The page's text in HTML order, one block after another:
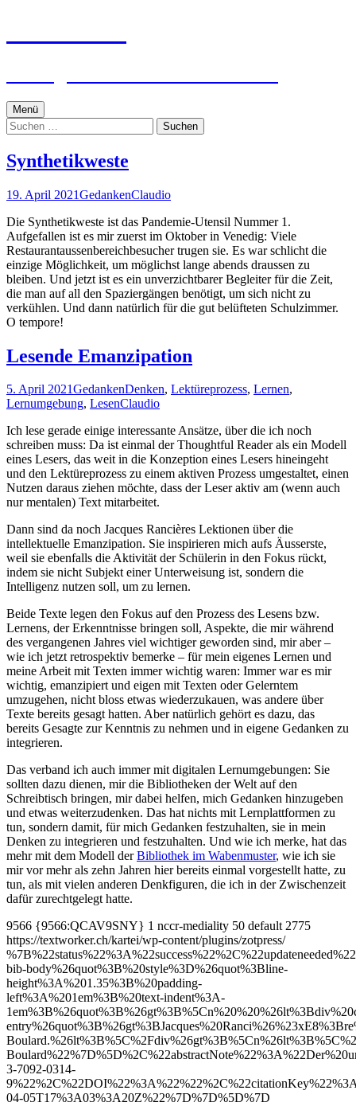
Menü
Suchen
nach:
Synthetikweste
19. April 2021GedankenClaudio
Die Synthetikweste ist das Pandemie-Utensil Nummer 1.
Aufgefallen ist es mir zuerst im Oktober in Venedig: Viele
Restaurantaussenbereichbesucher trugen sie. Es war schlicht die
einzige Möglichkeit, um möglichst lange abends draussen zu
bleiben. Und jetzt ist es ein unverzichtbarer Begleiter für die Zeit,
die man auf all den Spaziergängen benötigt, um sich nicht zu
verkühlen. Und dann natürlich für die gut belüfteten Schulzimmer.
O tempore!
Lesende Emanzipation
5. April 2021GedankenDenken, Lektüreprozess, Lernen,
Lernumgebung, LesenClaudio
Ich lese gerade einige interessante Ansätze, über die ich noch
schreiben muss: Da ist einmal der Thoughtful Reader als ein Modell
eines Lesers, das weit in die Konzeption eines Lesers hineingeht
und den Lektüreprozess zu einem aktiven Prozess umgestaltet, einen
Nutzen daraus ziehen möchte, dass der Leser aktiv am (wenn auch
nur mentalen) Text mitarbeitet.
Dann sind da noch Jacques Rancières Lektionen über die
intellektuelle Emanzipation. Sie inspirieren mich aufs Äusserste,
weil sie ebenfalls die Aktivität der Schülerin in den Fokus rückt,
indem sie nicht Subjekt einer Unterweisung ist, sondern die
Intelligenz nutzen soll, um zu lernen.
Beide Texte legen den Fokus auf den Prozess des Lesens bzw.
Lernens, der Erkenntnisse bringen soll, Aspekte, die mir während
des vergangenen Jahres viel wichtiger geworden sind, mir aber –
wie ich jetzt retrospektiv bemerke – für mein eigenes Lernen und
meine Arbeit mit Texten immer wichtig waren: Immer war es mir
wichtig, emanzipiert und eigen mit Texten oder Gelerntem
umzugehen, nicht bloss etwas wiederzukauen, was andere über
Texte bereits gesagt hatten. Aber natürlich gehört es dazu, das
bereits Gesagte zur Kenntnis zu nehmen und in eigene Gedanken zu
integrieren.
Das verband ich auch immer mit digitalen Lernumgebungen: Sie
sollten dazu dienen, mir die Bibliotheken der Welt auf den
Schreibtisch bringen, mir dabei helfen, mich Gedanken hinzugeben
und etwas weiterzudenken. Das hat nichts mit Lernplattformen zu
tun, sondern damit, für mich Gedanken festzuhalten, sie in mein
Denken zu integrieren und festzuhalten. Und wie ich merke, hat das
mehr mit dem Modell derBibliothek im Wabenmuster, wie ich sie
mir vor mehr als zehn Jahren hier bereits einmal vorgestellt hatte, zu
tun, als mit vielen anderen Denkfiguren, die ich in der Zwischenzeit
dafür zurechtgelegt hatte.
9566 {9566:QCAV9SNY} 1 nccr-mediality 50 default 2775
https://textworker.ch/kartei/wp-content/plugins/zotpress/
bib-body%26quot%3B%20style%3D%26quot%3Bline-
height%3A%201.35%3B%20padding-
left%3A%201em%3B%20text-indent%3A-
3-7092-0314-
04-05T17%3A03%3A20Z%22%7D%7D%5D%7D